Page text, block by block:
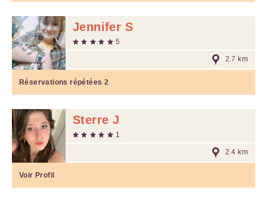
Jennifer S
5
2.7 km
Réservations répétées 2
Sterre J
1
2.4 km
Voir Profil